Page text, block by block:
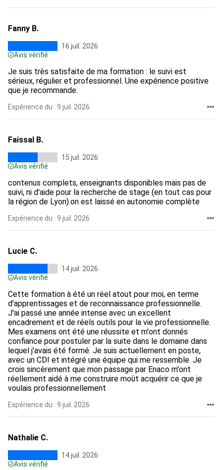
Fanny B.
16 juil. 2026
Avis vérifié
Je suis très satisfaite de ma formation : le suivi est
sérieux, régulier et professionnel. Une expérience positive
que je recommande.
Expérience du : 9 juil. 2026
Faissal B.
15 juil. 2026
Avis vérifié
contenus complets, enseignants disponibles mais pas de
suivi, ni d'aide pour la recherche de stage (en tout cas pour
la région de Lyon).on est laissé en autonomie complète
Expérience du : 9 juil. 2026
Lucie C.
14 juil. 2026
Avis vérifié
Cette formation à été un réel atout pour moi, en terme
d'apprentissages et de reconnaissance professionnelle.
J'ai passé une année intense avec un excellent
encadrement et de réels outils pour la vie professionnelle.
Mes examens ont été une réussite et m'ont donnés
confiance pour postuler par la suite dans le domaine dans
lequel j'avais été formé. Je suis actuellement en poste,
avec un CDI et intégré une équipe qui me ressemble. Je
crois sincèrement que mon passage par Enaco m'ont
réellement aidé à me construire moût acquérir ce que je
voulais professionnellement
Expérience du : 9 juil. 2026
Nathalie C.
14 juil. 2026
Avis vérifié